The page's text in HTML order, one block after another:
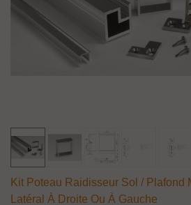
Kit Poteau Raidisseur Sol / Plafond
Latéral À Droite Ou À Gauche